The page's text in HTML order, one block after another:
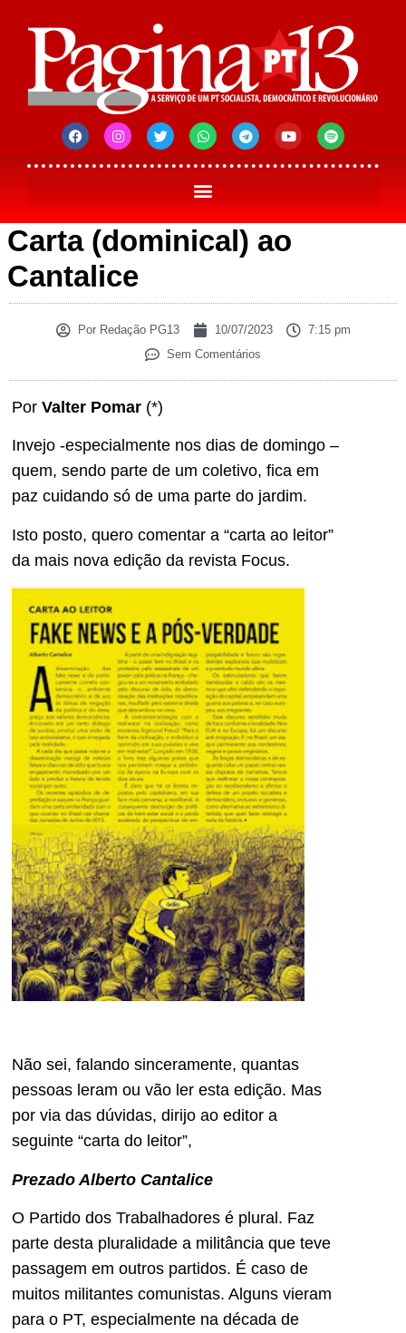
Carta (dominical) ao
Cantalice
PorRedação PG13 10/07/2023
7:15 pm
Sem Comentários
Por Valter Pomar (*)
Invejo -especialmente nos dias de domingo –
quem, sendo parte de um coletivo, fica em
paz cuidando só de uma parte do jardim.
Isto posto, quero comentar a “carta ao leitor”
da mais nova edição da revista Focus.
Não sei, falando sinceramente, quantas
pessoas leram ou vão ler esta edição. Mas
por via das dúvidas, dirijo ao editor a
seguinte “carta do leitor”,
Prezado Alberto Cantalice
O Partido dos Trabalhadores é plural. Faz
parte desta pluralidade a militância que teve
passagem em outros partidos. É caso de
muitos militantes comunistas. Alguns vieram
para o PT, especialmente na década de